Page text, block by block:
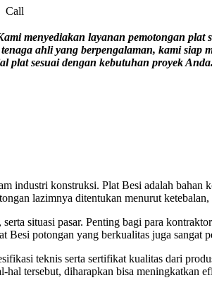
Call
menyediakan layanan pemotongan
ahli yang berpengalaman, kami
plat sesuai dengan kebutuhan proyek
industri konstruksi. Plat Besi adalah
lazimnya ditentukan menurut
situasi pasar. Penting bagi para
potongan yang berkualitas juga sangat
teknis serta sertifikat kualitas dari
tersebut, diharapkan bisa meningkatkan